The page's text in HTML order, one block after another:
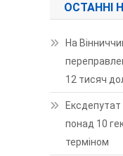
ОСТАННІ
На
12 тисяч
понад 10
терміном